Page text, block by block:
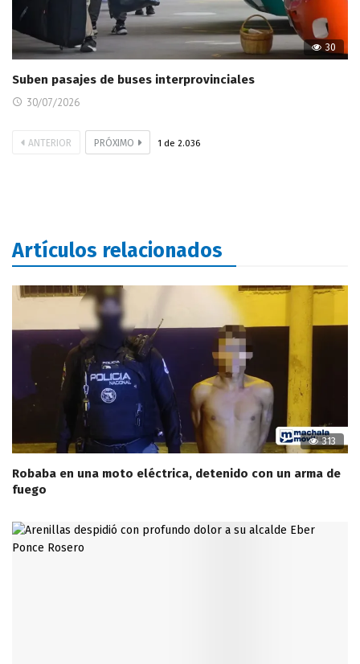
30
Suben pasajes de buses interprovinciales
30/07/2026
ANTERIOR PRÓXIMO 1 de 2.036
Artículos relacionados
313
Robaba en una moto eléctrica, detenido con un arma de
fuego